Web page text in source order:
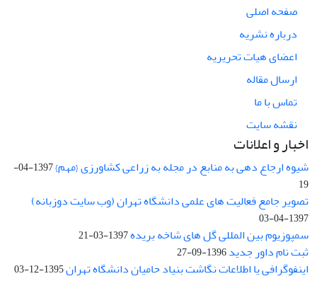
صفحه اصلی
درباره نشریه
اعضای هیات تحریریه
ارسال مقاله
تماس با ما
نقشه سایت
اخبار و اعلانات
شیوه ارجاع دهی به منابع در مجله به زراعی کشاورزی {مهم}
1397-04-
19
تصویر جامع فعالیت های علمی دانشگاه تهران (وب سایت دوزبانه)
1397-04-03
سمپوزیوم بین المللی گل های شاخه بریده1397-03-21
ثبت نام داور جدید1396-09-27
اینفوگرافی یا اطلاعات نگاشت بنیاد حامیان دانشگاه تهران1395-12-03